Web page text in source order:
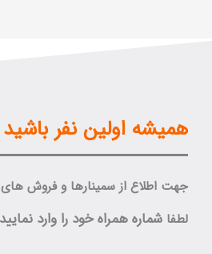
همیشه اولین نفر باشید
جهت اطلاع از سمینارها و فروش های ویژه
لطفاشماره همراه خود را وارد نمایید.